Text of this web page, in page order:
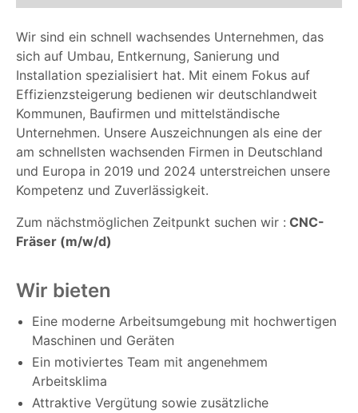
Wir sind ein schnell wachsendes Unternehmen, das
sich auf Umbau, Entkernung, Sanierung und
Installation spezialisiert hat. Mit einem Fokus auf
Effizienzsteigerung bedienen wir deutschlandweit
Kommunen, Baufirmen und mittelständische
Unternehmen. Unsere Auszeichnungen als eine der
am schnellsten wachsenden Firmen in Deutschland
und Europa in 2019 und 2024 unterstreichen unsere
Kompetenz und Zuverlässigkeit.
Zum nächstmöglichen Zeitpunkt suchen wir : CNC-
Fräser (m/w/d)
Wir bieten
Eine moderne Arbeitsumgebung mit hochwertigen
Maschinen und Geräten
Ein motiviertes Team mit angenehmem
Arbeitsklima
Attraktive Vergütung sowie zusätzliche